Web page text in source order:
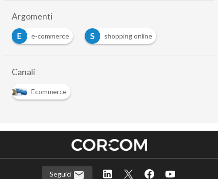
Argomenti
E
e-commerce S
shopping online
Canali
Ecommerce
Seguici